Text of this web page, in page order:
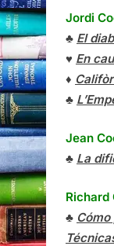
Jordi
♣ El
♥ En
♦
♣
Jean
♣ La
Richard
♣